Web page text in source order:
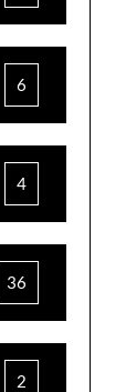
6
4
36
2